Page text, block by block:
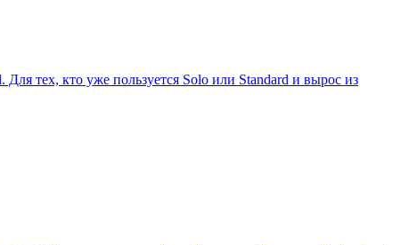
тех, кто уже пользуется Solo или Standard и вырос из